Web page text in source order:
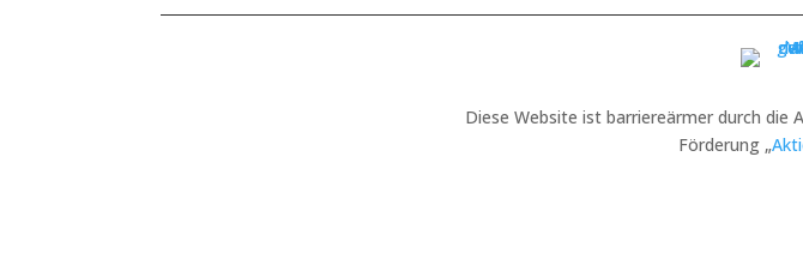
Diese Website ist barriereärmer durch die
Förderung „